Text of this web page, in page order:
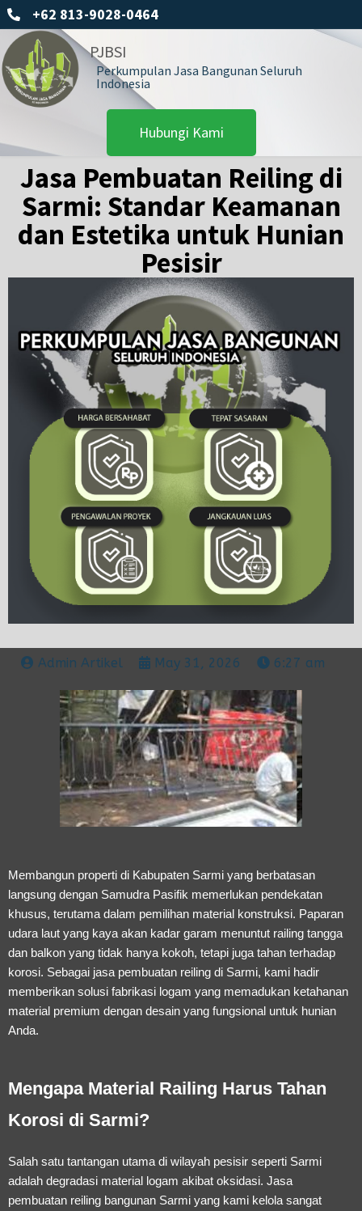
+62 813-9028-0464
PJBSI
Perkumpulan Jasa Bangunan Seluruh
Indonesia
Hubungi Kami
Jasa Pembuatan Reiling di
Sarmi: Standar Keamanan
dan Estetika untuk Hunian
Pesisir
Admin Artikel May 31, 2026 6:27 am
Membangun properti di Kabupaten Sarmi yang berbatasan
langsung dengan Samudra Pasifik memerlukan pendekatan
khusus, terutama dalam pemilihan material konstruksi. Paparan
udara laut yang kaya akan kadar garam menuntut railing tangga
dan balkon yang tidak hanya kokoh, tetapi juga tahan terhadap
korosi. Sebagai jasa pembuatan reiling di Sarmi, kami hadir
memberikan solusi fabrikasi logam yang memadukan ketahanan
material premium dengan desain yang fungsional untuk hunian
Anda.
Mengapa Material Railing Harus Tahan
Korosi di Sarmi?
Salah satu tantangan utama di wilayah pesisir seperti Sarmi
adalah degradasi material logam akibat oksidasi. Jasa
pembuatan reiling bangunan Sarmi yang kami kelola sangat